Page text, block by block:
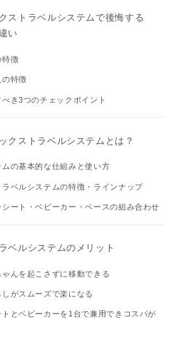
ストラベルシステムで後悔する
い
特徴
の特徴
き3つのチェックポイント
クストラベルシステムとは？
ムの基本的な仕組みと使い方
ベルシステムの特徴・ラインナップ
ート・ベビーカー・ベースの組み合わせ
ベルシステムのメリット
んを起こさずに移動できる
がスムーズで楽になる
とベビーカーを1台で兼用できコスパが